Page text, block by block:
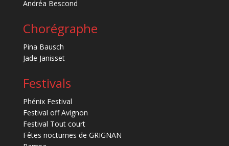
Andréa Bescond
Chorégraphe
Pina Bausch
Jade Janisset
Festivals
Phénix Festival
Festival off Avignon
Festival Tout court
Fêtes nocturnes de GRIGNAN